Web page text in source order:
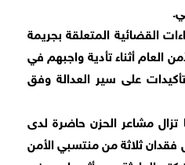
القضائية المتعلقة بجريمة
العام أثناء تأدية واجبهم في
على سير العدالة وفق
تزال مشاعر الحزن حاضرة لدى
ثلاثة من منتسبي الأمن